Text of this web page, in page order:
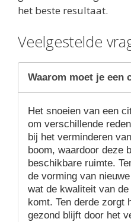
het beste resultaat.
Veelgestelde
Waarom moet je een
Het snoeien van een
om verschillende
bij het verminderen
boom, waardoor deze
beschikbare ruimte.
de vorming van
wat de kwaliteit van
komt. Ten derde zorgt
gezond blijft door het